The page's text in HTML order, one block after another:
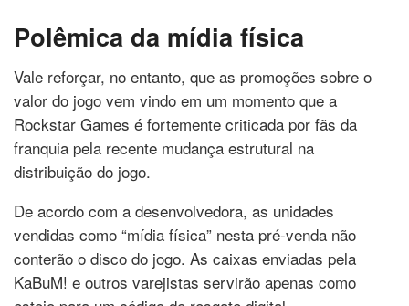
Polêmica da mídia física
Vale reforçar, no entanto, que as promoções sobre o
valor do jogo vem vindo em um momento que a
Rockstar Games é fortemente criticada por fãs da
franquia pela recente mudança estrutural na
distribuição do jogo.
De acordo com a desenvolvedora, as unidades
vendidas como “mídia física” nesta pré-venda não
conterão o disco do jogo. As caixas enviadas pela
KaBuM! e outros varejistas servirão apenas como